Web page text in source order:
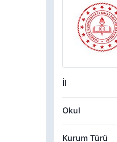
İl
Okul
Kurum Türü